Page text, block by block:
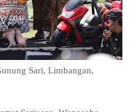
Sari, Limbangan,